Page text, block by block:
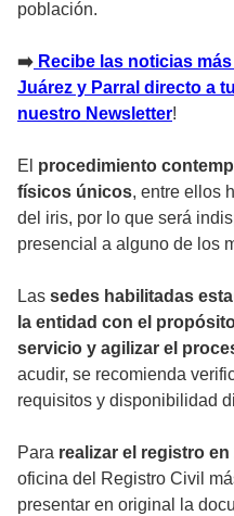
población.
➡️ Recibe las noticias
Juárez y Parral directo a
nuestro Newsletter!
El procedimiento
físicos únicos, entre ellos
del iris, por lo que será
presencial a alguno de los
Las sedes habilitadas
la entidad con el
servicio y agilizar el
acudir, se recomienda
requisitos y disponibilidad
Para realizar el registro en
oficina del Registro Civil
presentar en original la